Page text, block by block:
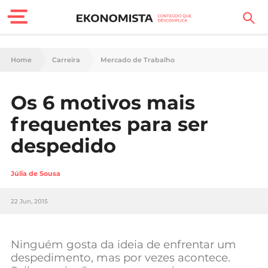
Finanças Pessoais
Carreira
Casa
Lifestyle
Sociedade
Negócios
Home Carreira Mercado de Trabalho
Os 6 motivos mais
frequentes para ser
despedido
Júlia de Sousa
22 Jun, 2015
Ninguém gosta da ideia de enfrentar um
despedimento, mas por vezes acontece.